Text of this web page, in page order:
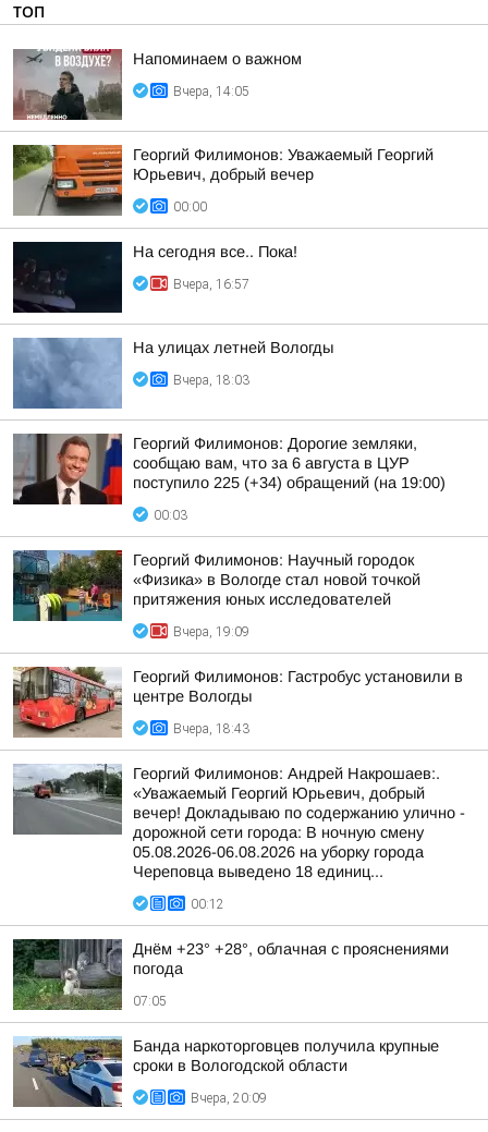
ТОП
Напоминаем о важном
Вчера, 14:05
Георгий Филимонов: Уважаемый Георгий
Юрьевич, добрый вечер
00:00
На сегодня все.. Пока!
Вчера, 16:57
На улицах летней Вологды
Вчера, 18:03
Георгий Филимонов: Дорогие земляки,
сообщаю вам, что за 6 августа в ЦУР
поступило 225 (+34) обращений (на 19:00)
00:03
Георгий Филимонов: Научный городок
«Физика» в Вологде стал новой точкой
притяжения юных исследователей
Вчера, 19:09
Георгий Филимонов: Гастробус установили в
центре Вологды
Вчера, 18:43
Георгий Филимонов: Андрей Накрошаев:.
«Уважаемый Георгий Юрьевич, добрый
вечер! Докладываю по содержанию улично -
дорожной сети города: В ночную смену
05.08.2026-06.08.2026 на уборку города
Череповца выведено 18 единиц...
00:12
Днём +23° +28°, облачная с прояснениями
погода
07:05
Банда наркоторговцев получила крупные
сроки в Вологодской области
Вчера, 20:09